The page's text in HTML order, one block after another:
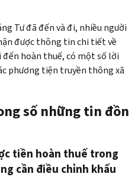
Tư đã đến và đi, nhiều người
được thông tin chi tiết về
hoàn thuế, có một số lời
phương tiện truyền thông xã
số những tin đồn
tiền hoàn thuế trong
cần điều chỉnh khấu